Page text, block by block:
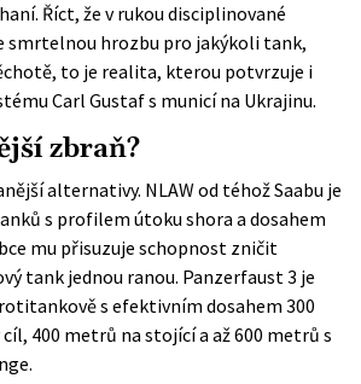
Říct, že v rukou disciplinované
smrtelnou hrozbu pro jakýkoli tank,
to je realita, kterou potvrzuje i
Carl Gustaf s municí na Ukrajinu.
zbraň?
alternativy. NLAW od téhož Saabu je
s profilem útoku shora a dosahem
mu přisuzuje schopnost zničit
tank jednou ranou. Panzerfaust 3 je
s efektivním dosahem 300
400 metrů na stojící a až 600 metrů s